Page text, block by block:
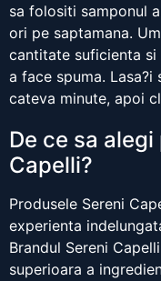
sa folositi samponul
ori pe saptamana.
cantitate suficienta si
a face spuma.
cateva minute, apoi
De ce sa
Capelli?
Produsele Sereni
experienta
Brandul Sereni
superioara a